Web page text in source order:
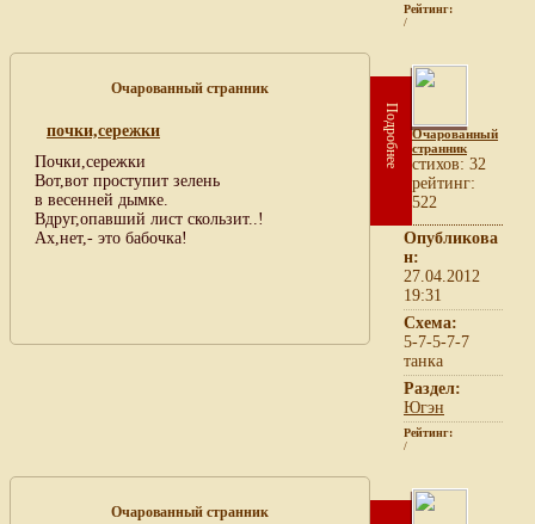
Рейтинг:
/
Очарованный странник
почки,сережки
Почки,сережки
Вот,вот проступит зелень
в весенней дымке.
Вдруг,опавший лист скользит..!
Ах,нет,- это бабочка!
Подробнее
Очарованный
странник
cтихов: 32
рейтинг:
522
Опубликова
н:
27.04.2012
19:31
Схема:
5-7-5-7-7
танка
Раздел:
Югэн
Рейтинг:
/
Очарованный странник